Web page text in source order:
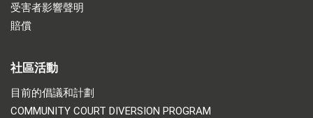
受害者影響聲明
賠償
社區活動
目前的倡議和計劃
COMMUNITY COURT DIVERSION PROGRAM